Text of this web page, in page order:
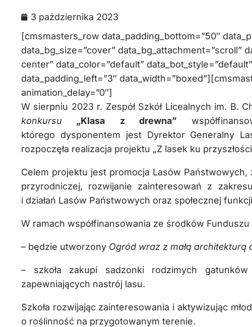
3 października 2023
[cmsmasters_row data_padding_bottom=”50″
data_bg_size=”cover” data_bg_attachment=”scroll”
center” data_color=”default”
data_padding_left=”3″
animation_delay=”0″]
W sierpniu 2023 r. Zespół Szkół Licealnych im. B.
konkursu
„Klasa z drewna”
którego dysponentem jest Dyrektor Generalny
rozpoczęła realizacja projektu „Z lasek ku
Celem projektu jest promocja Lasów
przyrodniczej, rozwijanie zainteresowań z
i działań Lasów Państwowych oraz społecznej
W ramach współfinansowania ze środków Funduszu
– będzie utworzony Ogród wraz z małą architekturą
– szkoła zakupi sadzonki rodzimych
zapewniających nastrój lasu.
Szkoła rozwijając zainteresowania i aktywizując
o roślinność na przygotowanym terenie.